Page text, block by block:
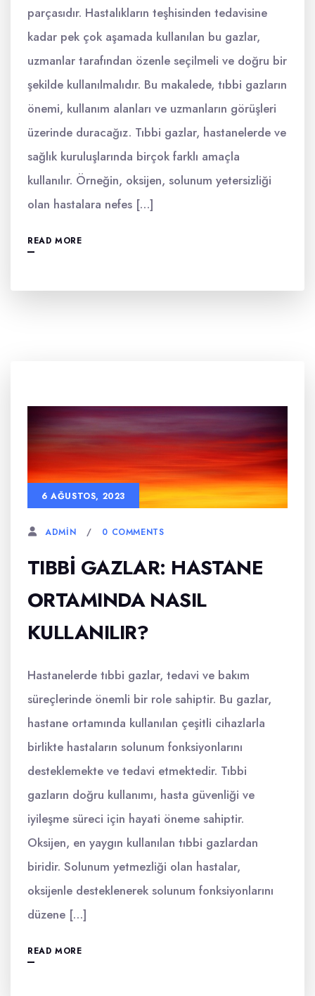
parçasıdır. Hastalıkların teşhisinden tedavisine
kadar pek çok aşamada kullanılan bu gazlar,
uzmanlar tarafından özenle seçilmeli ve doğru bir
şekilde kullanılmalıdır. Bu makalede, tıbbi gazların
önemi, kullanım alanları ve uzmanların görüşleri
üzerinde duracağız. Tıbbi gazlar, hastanelerde ve
sağlık kuruluşlarında birçok farklı amaçla
kullanılır. Örneğin, oksijen, solunum yetersizliği
olan hastalara nefes […]
READ MORE
6 AĞUSTOS, 2023
ADMIN 0 COMMENTS
TIBBI GAZLAR: HASTANE
ORTAMINDA NASIL
KULLANILIR?
Hastanelerde tıbbi gazlar, tedavi ve bakım
süreçlerinde önemli bir role sahiptir. Bu gazlar,
hastane ortamında kullanılan çeşitli cihazlarla
birlikte hastaların solunum fonksiyonlarını
desteklemekte ve tedavi etmektedir. Tıbbi
gazların doğru kullanımı, hasta güvenliği ve
iyileşme süreci için hayati öneme sahiptir.
Oksijen, en yaygın kullanılan tıbbi gazlardan
biridir. Solunum yetmezliği olan hastalar,
oksijenle desteklenerek solunum fonksiyonlarını
düzene […]
READ MORE